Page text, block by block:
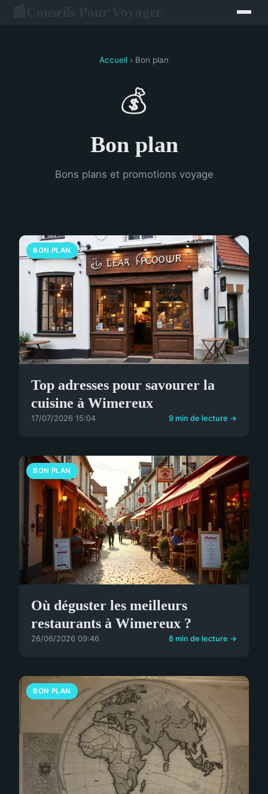
Accueil › Bon plan
💰
Bon plan
Bons plans et promotions voyage
BON PLAN
Top adresses pour savourer la
cuisine à Wimereux
17/07/2026 15:04 9 min de lecture →
BON PLAN
Où déguster les meilleurs
restaurants à Wimereux ?
26/06/2026 09:46 8 min de lecture →
BON PLAN